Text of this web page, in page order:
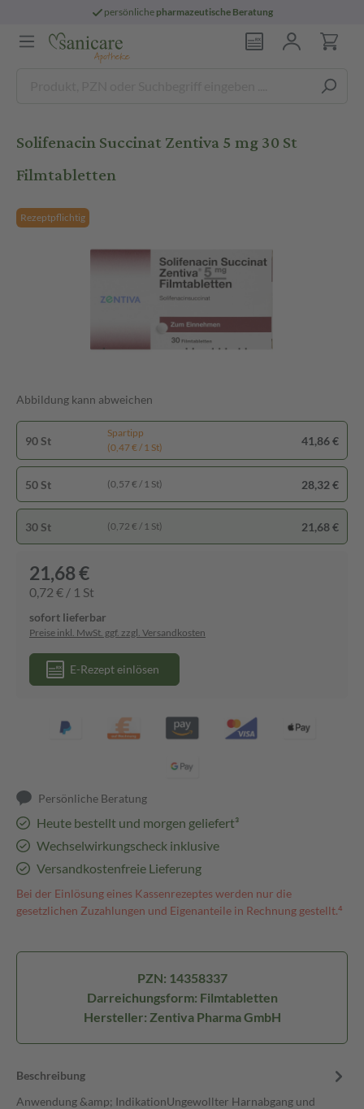
persönliche pharmazeutische Beratung
Solifenacin Succinat Zentiva 5 mg 30 St
Filmtabletten
Rezeptpflichtig
Abbildung kann abweichen
90 St
Spartipp
(0,47 € / 1 St)
41,86 €
50 St (0,57 € / 1 St) 28,32 €
30 St (0,72 € / 1 St) 21,68 €
21,68 €
0,72 € / 1 St
sofort lieferbar
Preise inkl. MwSt. ggf. zzgl. Versandkosten
E-Rezept einlösen
Persönliche Beratung
Heute bestellt und morgen geliefert³
Wechselwirkungscheck inklusive
Versandkostenfreie Lieferung
Bei der Einlösung eines Kassenrezeptes werden nur die
gesetzlichen Zuzahlungen und Eigenanteile in Rechnung gestellt.⁴
PZN: 14358337
Darreichungsform: Filmtabletten
Hersteller: Zentiva Pharma GmbH
Beschreibung
Anwendung &amp; IndikationUngewollter Harnabgang und